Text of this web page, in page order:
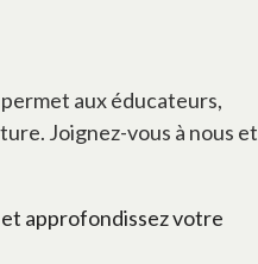
aux éducateurs,
Joignez-vous à nous et
approfondissez votre